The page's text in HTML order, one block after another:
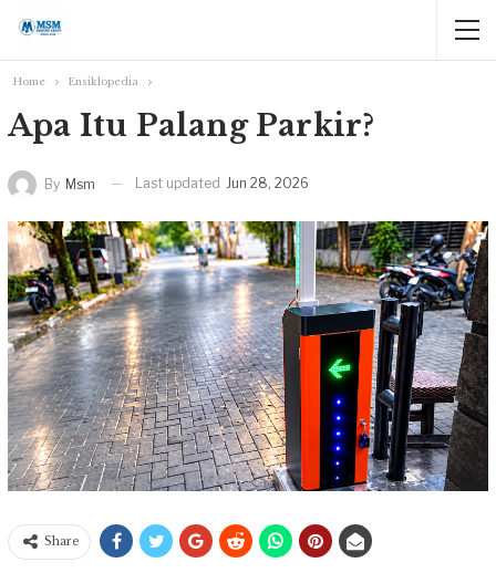
Home Ensiklopedia
Apa Itu Palang Parkir?
By Msm Last updated Jun 28, 2026
Share